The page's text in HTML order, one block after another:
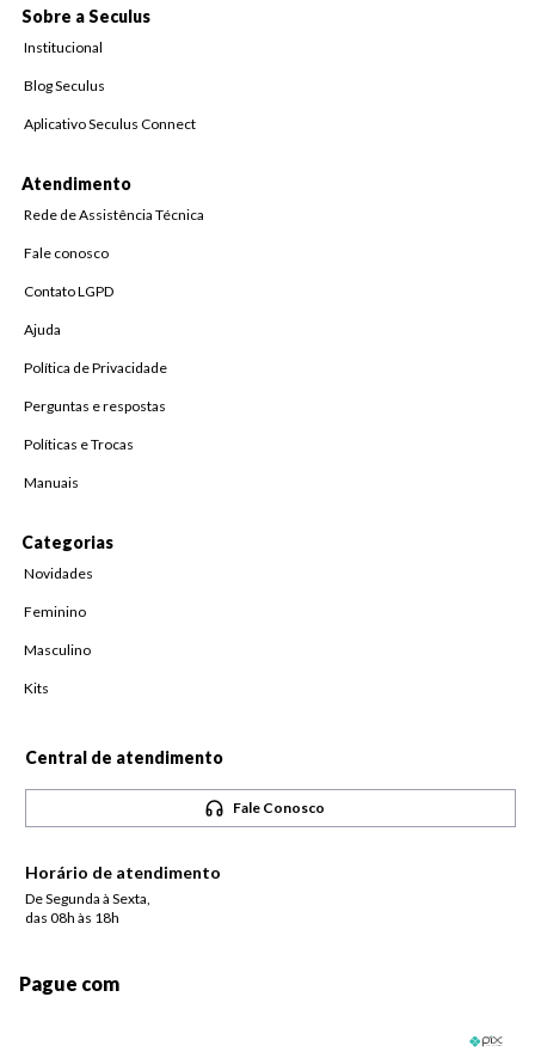
Sobre a Seculus
Institucional
Blog Seculus
Aplicativo Seculus Connect
Atendimento
Rede de Assistência Técnica
Fale conosco
Contato LGPD
Ajuda
Política de Privacidade
Perguntas e respostas
Políticas e Trocas
Manuais
Categorias
Novidades
Feminino
Masculino
Kits
Central de atendimento
Fale Conosco
Horário de atendimento
De Segunda à Sexta,
das 08h às 18h
Pague com